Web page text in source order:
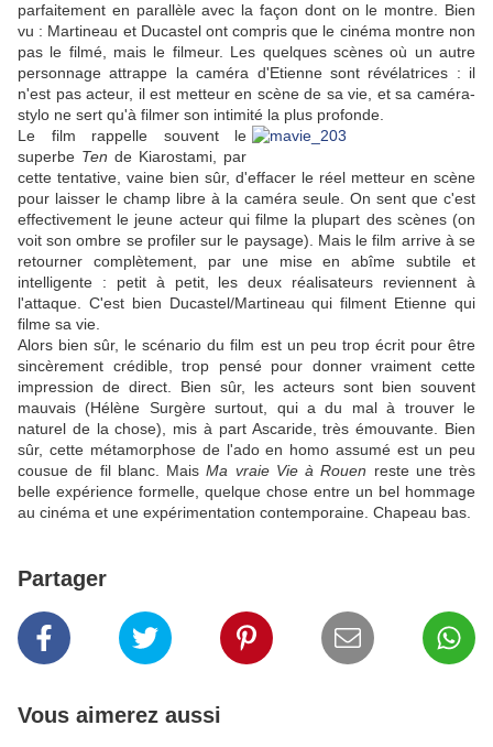
parfaitement en parallèle avec la façon dont on le montre. Bien
vu : Martineau et Ducastel ont compris que le cinéma montre non
pas le filmé, mais le filmeur. Les quelques scènes où un autre
personnage attrappe la caméra d'Etienne sont révélatrices : il
n'est pas acteur, il est metteur en scène de sa vie, et sa caméra-
stylo ne sert qu'à filmer son intimité la plus profonde.
Le film rappelle souvent le
superbe Ten de Kiarostami, par
cette tentative, vaine bien sûr, d'effacer le réel metteur en scène
pour laisser le champ libre à la caméra seule. On sent que c'est
effectivement le jeune acteur qui filme la plupart des scènes (on
voit son ombre se profiler sur le paysage). Mais le film arrive à se
retourner complètement, par une mise en abîme subtile et
intelligente : petit à petit, les deux réalisateurs reviennent à
l'attaque. C'est bien Ducastel/Martineau qui filment Etienne qui
filme sa vie.
Alors bien sûr, le scénario du film est un peu trop écrit pour être
sincèrement crédible, trop pensé pour donner vraiment cette
impression de direct. Bien sûr, les acteurs sont bien souvent
mauvais (Hélène Surgère surtout, qui a du mal à trouver le
naturel de la chose), mis à part Ascaride, très émouvante. Bien
sûr, cette métamorphose de l'ado en homo assumé est un peu
cousue de fil blanc. MaisMa vraie Vie à Rouen reste une très
belle expérience formelle, quelque chose entre un bel hommage
au cinéma et une expérimentation contemporaine. Chapeau bas.
Partager
Vous aimerez aussi